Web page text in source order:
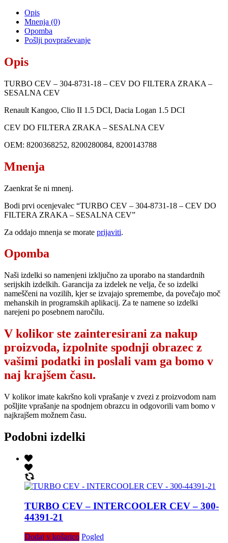
Opis
Mnenja (0)
Opomba
Pošlji povpraševanje
Opis
TURBO CEV – 304-8731-18 – CEV DO FILTERA ZRAKA –
SESALNA CEV
Renault Kangoo, Clio II 1.5 DCI, Dacia Logan 1.5 DCI
CEV DO FILTERA ZRAKA – SESALNA CEV
OEM: 8200368252, 8200280084, 8200143788
Mnenja
Zaenkrat še ni mnenj.
Bodi prvi ocenjevalec “TURBO CEV – 304-8731-18 – CEV DO
FILTERA ZRAKA – SESALNA CEV”
Za oddajo mnenja se morate prijaviti.
Opomba
Naši izdelki so namenjeni izključno za uporabo na standardnih
serijskih izdelkih. Garancija za izdelek ne velja, če so izdelki
nameščeni na vozilih, kjer se izvajajo spremembe, da povečajo moč
mehanskih in programskih aplikacij. Za te namene so izdelki
narejeni po posebnem naročilu.
V kolikor ste zainteresirani za nakup
proizvoda, izpolnite spodnji obrazec z
vašimi podatki in poslali vam ga bomo v
naj krajšem času.
V kolikor imate kakršno koli vprašanje v zvezi z proizvodom nam
pošljite vprašanje na spodnjem obrazcu in odgovorili vam bomo v
najkrajšem možnem času.
Podobni izdelki
TURBO CEV – INTERCOOLER CEV – 300-
44391-21
Dodaj v košarico Pogled